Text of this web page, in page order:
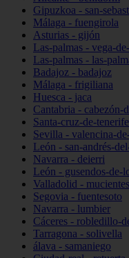
Gipuzkoa - san-
Málaga - fuengirola
Asturias - gijón
Las-palmas - vega-
Las-palmas - las-
Badajoz - badajoz
Málaga - frigiliana
Huesca - jaca
Cantabria - cabezón-
Santa-cruz-de-
Sevilla - valencina-
León - san-andrés-
Navarra - deierri
León - gusendos-de-
Valladolid - mucientes
Segovia - fuentesoto
Navarra - lumbier
Cáceres - robledillo-
Tarragona - solivella
álava - samaniego